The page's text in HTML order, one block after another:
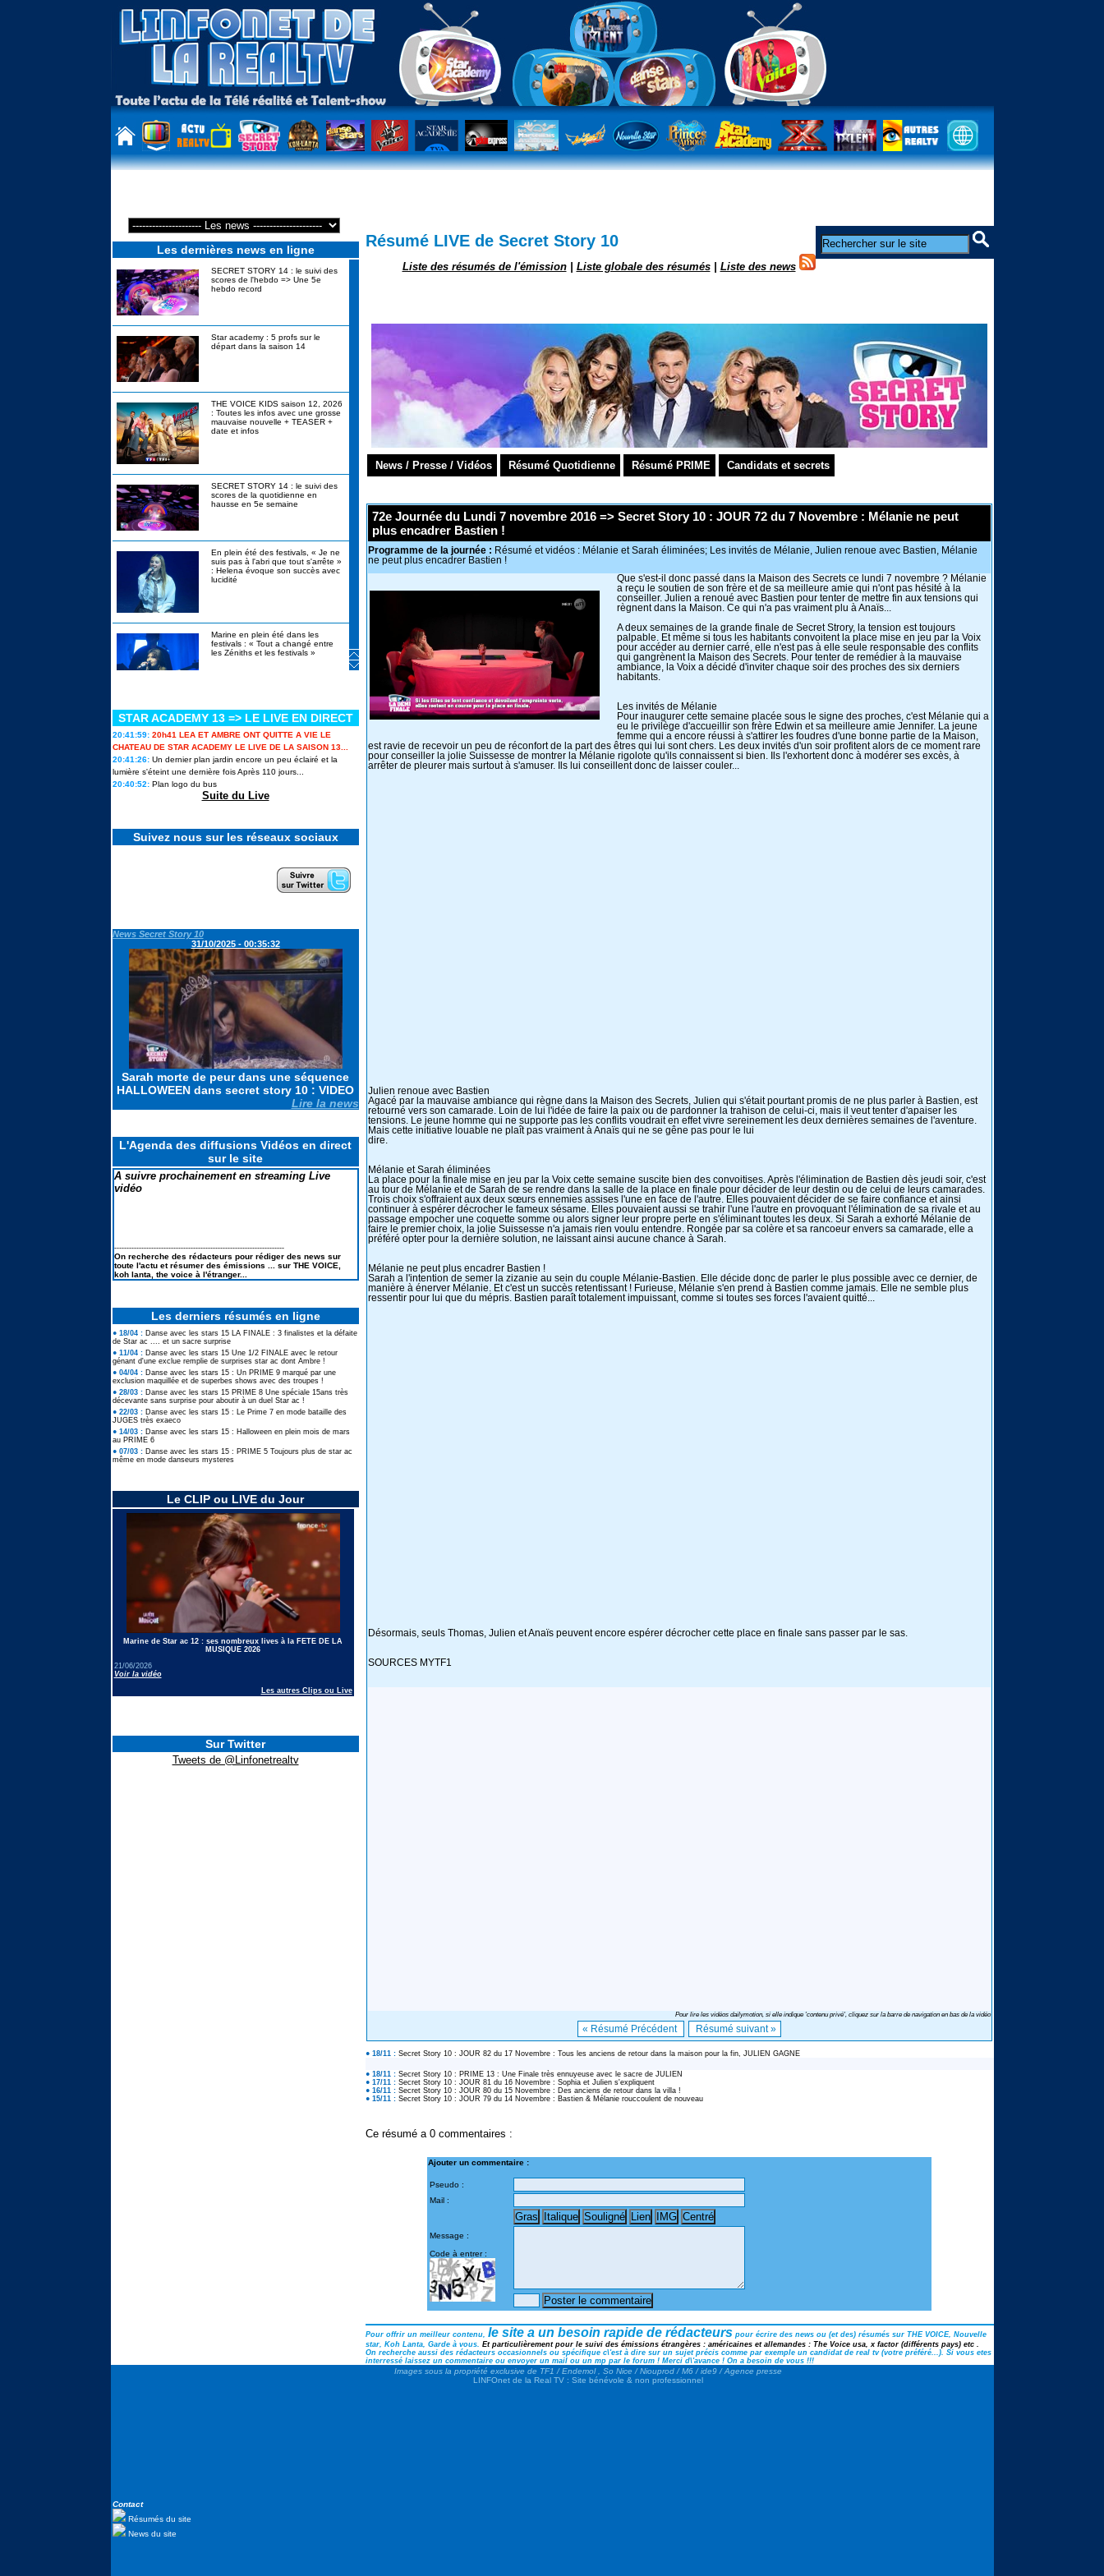
Les dernières news en ligne
SECRET STORY 14 : le suivi des
scores de l'hebdo => Une 5e
hebdo record
Star academy : 5 profs sur le
départ dans la saison 14
THE VOICE KIDS saison 12, 2026
: Toutes les infos avec une grosse
mauvaise nouvelle + TEASER +
date et infos
SECRET STORY 14 : le suivi des
scores de la quotidienne en
hausse en 5e semaine
En plein été des festivals, « Je ne
suis pas à l'abri que tout s'arrête »
: Helena évoque son succès avec
lucidité
Marine en plein été dans les
festivals : « Tout a changé entre
les Zéniths et les festivals »
Canicule, alcool interdit, stylos
bannis : les révélations de
Christophe Beaugrand sur Secret
Story 14 en itw
Star Academy 13 : les candidats
prêts à ouvrir un nouveau chapitre
en solo ils en disent plus sur leurs
« Je me suis préparée à cette
sortie » : Lou raconte les coulisses
de son élimination de Secret story
2026 : « Je me suis dit : tu ne
peux pas passer pour une
perdante. »
Ulysse de Star academy 12
intègre le casting d'une émission
phare de M6
Revivez tous les feux d'artifice
géants et concerts du 4 Juillet
2026 pour le 250e anniversaire
Le casting de SECRET STORY 14
en portraits & la liste des secrets
Elodie FREGE de retour à la
chanson : ses lives à LA FETE DE
STAR ACADEMY 13 => LE LIVE EN DIRECT
20:41:59: 20h41 LEA ET AMBRE ONT QUITTE A VIE LE
CHATEAU DE STAR ACADEMY LE LIVE DE LA SAISON 13...
20:41:26: Un dernier plan jardin encore un peu éclairé et la
lumière s'éteint une dernière fois Après 110 jours...
20:40:52: Plan logo du bus
Suite du Live
Suivez nous sur les réseaux sociaux
News Secret Story 10
31/10/2025 - 00:35:32
Sarah morte de peur dans une séquence
HALLOWEEN dans secret story 10 : VIDEO
Lire la news
L'Agenda des diffusions Vidéos en direct
sur le site
A suivre prochainement en streaming Live
vidéo
---------------------------------------------------------------------
On recherche des rédacteurs pour rédiger des news sur
toute l'actu et résumer des émissions ... sur THE VOICE,
koh lanta, the voice à l'étranger...
Les derniers résumés en ligne
● 18/04 : Danse avec les stars 15 LA FINALE : 3 finalistes et la défaite
de Star ac .... et un sacre surprise
● 11/04 : Danse avec les stars 15 Une 1/2 FINALE avec le retour
génant d'une exclue remplie de surprises star ac dont Ambre !
● 04/04 : Danse avec les stars 15 : Un PRIME 9 marqué par une
exclusion maquillée et de superbes shows avec des troupes !
● 28/03 : Danse avec les stars 15 PRIME 8 Une spéciale 15ans très
décevante sans surprise pour aboutir à un duel Star ac !
● 22/03 : Danse avec les stars 15 : Le Prime 7 en mode bataille des
JUGES très exaeco
● 14/03 : Danse avec les stars 15 : Halloween en plein mois de mars
au PRIME 6
● 07/03 : Danse avec les stars 15 : PRIME 5 Toujours plus de star ac
même en mode danseurs mysteres
Le CLIP ou LIVE du Jour
Marine de Star ac 12 : ses nombreux lives à la FETE DE LA
MUSIQUE 2026
21/06/2026
Voir la vidéo
Les autres Clips ou Live
Sur Twitter
Tweets de @Linfonetrealtv
Résumé LIVE de Secret Story 10
Liste des résumés de l'émission| Liste globale des résumés| Liste des news
News / Presse / Vidéos Résumé Quotidienne Résumé PRIME Candidats et secrets
72e Journée du Lundi 7 novembre 2016 => Secret Story 10 : JOUR 72 du 7 Novembre : Mélanie ne peut
plus encadrer Bastien !
Programme de la journée : Résumé et vidéos : Mélanie et Sarah éliminées; Les invités de Mélanie, Julien renoue avec Bastien, Mélanie
ne peut plus encadrer Bastien !
Que s'est-il donc passé dans la Maison des Secrets ce lundi 7 novembre ? Mélanie
a reçu le soutien de son frère et de sa meilleure amie qui n'ont pas hésité à la
conseiller. Julien a renoué avec Bastien pour tenter de mettre fin aux tensions qui
règnent dans la Maison. Ce qui n'a pas vraiment plu à Anaïs...
A deux semaines de la grande finale de Secret Strory, la tension est toujours
palpable. Et même si tous les habitants convoitent la place mise en jeu par la Voix
pour accéder au dernier carré, elle n'est pas à elle seule responsable des conflits
qui gangrènent la Maison des Secrets. Pour tenter de remédier à la mauvaise
ambiance, la Voix a décidé d'inviter chaque soir des proches des six derniers
habitants.
Les invités de Mélanie
Pour inaugurer cette semaine placée sous le signe des proches, c'est Mélanie qui a
eu le privilège d'accueillir son frère Edwin et sa meilleure amie Jennifer. La jeune
femme qui a encore réussi à s'attirer les foudres d'une bonne partie de la Maison,
est ravie de recevoir un peu de réconfort de la part des êtres qui lui sont chers. Les deux invités d'un soir profitent alors de ce moment rare
pour conseiller la jolie Suissesse de montrer la Mélanie rigolote qu'ils connaissent si bien. Ils l'exhortent donc à modérer ses excès, à
arrêter de pleurer mais surtout à s'amuser. Ils lui conseillent donc de laisser couler...
Julien renoue avec Bastien
Agacé par la mauvaise ambiance qui règne dans la Maison des Secrets, Julien qui s'était pourtant promis de ne plus parler à Bastien, est
retourné vers son camarade. Loin de lui l'idée de faire la paix ou de pardonner la trahison de celui-ci, mais il veut tenter d'apaiser les
tensions. Le jeune homme qui ne supporte pas les conflits voudrait en effet vivre sereinement les deux dernières semaines de l'aventure.
Mais cette initiative louable ne plaît pas vraiment à Anaïs qui ne se gêne pas pour le lui
dire.
Mélanie et Sarah éliminées
La place pour la finale mise en jeu par la Voix cette semaine suscite bien des convoitises. Après l'élimination de Bastien dès jeudi soir, c'est
au tour de Mélanie et de Sarah de se rendre dans la salle de la place en finale pour décider de leur destin ou de celui de leurs camarades.
Trois choix s'offraient aux deux sœurs ennemies assises l'une en face de l'autre. Elles pouvaient décider de se faire confiance et ainsi
continuer à espérer décrocher le fameux sésame. Elles pouvaient aussi se trahir l'une l'autre en provoquant l'élimination de sa rivale et au
passage empocher une coquette somme ou alors signer leur propre perte en s'éliminant toutes les deux. Si Sarah a exhorté Mélanie de
faire le premier choix, la jolie Suissesse n'a jamais rien voulu entendre. Rongée par sa colère et sa rancoeur envers sa camarade, elle a
préféré opter pour la dernière solution, ne laissant ainsi aucune chance à Sarah.
Mélanie ne peut plus encadrer Bastien !
Sarah a l'intention de semer la zizanie au sein du couple Mélanie-Bastien. Elle décide donc de parler le plus possible avec ce dernier, de
manière à énerver Mélanie. Et c'est un succès retentissant ! Furieuse, Mélanie s'en prend à Bastien comme jamais. Elle ne semble plus
ressentir pour lui que du mépris. Bastien paraît totalement impuissant, comme si toutes ses forces l'avaient quitté...
Désormais, seuls Thomas, Julien et Anaïs peuvent encore espérer décrocher cette place en finale sans passer par le sas.
SOURCES MYTF1
Pour lire les vidéos dailymotion, si elle indique 'contenu privé', cliquez sur la barre de navigation en bas de la vidéo
« Résumé Précédent Résumé suivant »
● 18/11 : Secret Story 10 : JOUR 82 du 17 Novembre : Tous les anciens de retour dans la maison pour la fin, JULIEN GAGNE
● 18/11 : Secret Story 10 : PRIME 13 : Une Finale très ennuyeuse avec le sacre de JULIEN
● 17/11 : Secret Story 10 : JOUR 81 du 16 Novembre : Sophia et Julien s'expliquent
● 16/11 : Secret Story 10 : JOUR 80 du 15 Novembre : Des anciens de retour dans la villa !
● 15/11 : Secret Story 10 : JOUR 79 du 14 Novembre : Bastien & Mélanie rouccoulent de nouveau
Ce résumé a 0 commentaires :
Ajouter un commentaire :
Pseudo :
Mail :
Message :
Code à entrer :
Pour offrir un meilleur contenu, le site a un besoin rapide de rédacteurs pour écrire des news ou (et des) résumés sur THE VOICE, Nouvelle
star, Koh Lanta, Garde à vous. Et particulièrement pour le suivi des émissions étrangères : américaines et allemandes : The Voice usa, x factor (différents pays) etc .
On recherche aussi des rédacteurs occasionnels ou spécifique c\'est à dire sur un sujet précis comme par exemple un candidat de real tv (votre préféré...). Si vous etes
interressé laissez un commentaire ou envoyer un mail ou un mp par le forum ! Merci d\'avance ! On a besoin de vous !!!
Contact
Résumés du site
News du site
Images sous la propriété exclusive de TF1 / Endemol , So Nice / Niouprod / M6 / ide9 / Agence presse
LINFOnet de la Real TV : Site bénévole & non professionnel